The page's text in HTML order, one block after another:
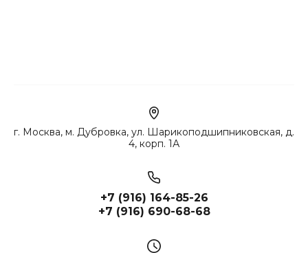
г. Москва, м. Дубровка, ул. Шарикоподшипниковская, д.
4, корп. 1А
+7 (916) 164-85-26
+7 (916) 690-68-68